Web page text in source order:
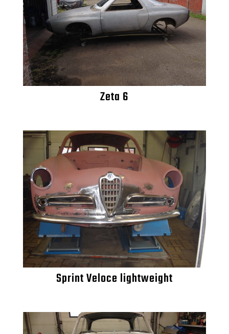
Zeta 6
Sprint Veloce lightweight